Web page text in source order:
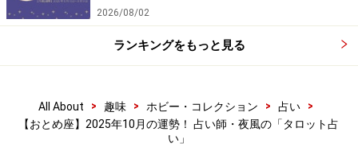
2026/08/02
ランキングをもっと見る
All About > 趣味 > ホビー・コレクション > 占い
>
【おとめ座】2025年10月の運勢！ 占い師・夜風の「タロット占
い」